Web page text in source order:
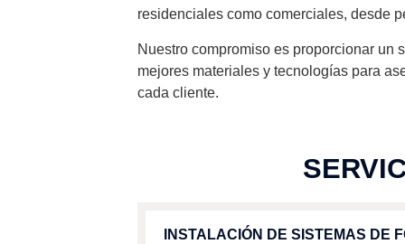
residenciales como comerciales, desde
Nuestro compromiso es proporcionar un
mejores materiales y tecnologías para
cada cliente.
INSTALACIÓN DE SISTEMAS DE